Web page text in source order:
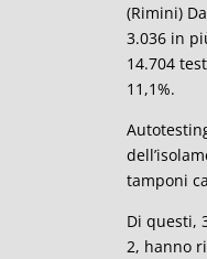
(Rimini)
3.036 in
14.704
11,1%.
tamponi
Di questi,
2, hanno